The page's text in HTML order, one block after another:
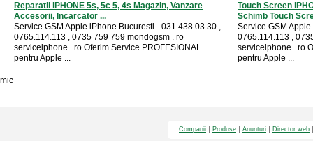
Reparatii iPHONE 5s, 5c 5, 4s Magazin, Vanzare
Accesorii, Incarcator ...
Service GSM Apple iPhone Bucuresti - 031.438.03.30 ,
0765.114.113 , 0735 759 759 mondogsm . ro
serviceiphone . ro Oferim Service PROFESIONAL
pentru Apple ...
Touch Screen
Schimb Touch
Service GSM
0765.114.113 ,
serviceiphone . ro
pentru Apple ...
mic
Companii Produse Anunturi Director web